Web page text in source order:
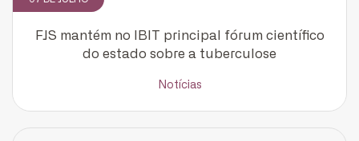
FJS mantém no IBIT principal fórum científico
do estado sobre a tuberculose
Notícias